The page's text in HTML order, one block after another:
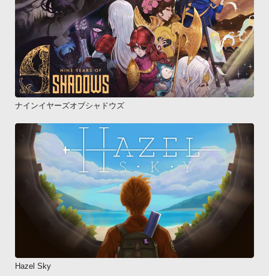
ナインイヤーズオブシャドウズ
Hazel Sky